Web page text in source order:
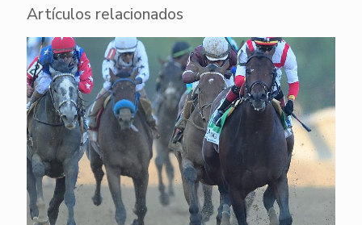
Artículos relacionados